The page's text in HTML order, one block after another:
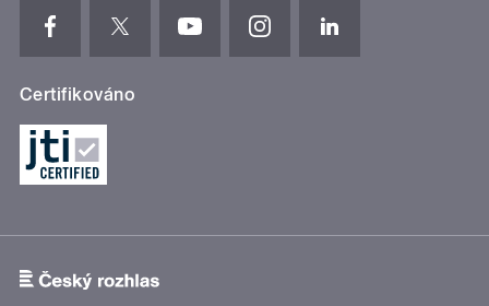
Certifikováno